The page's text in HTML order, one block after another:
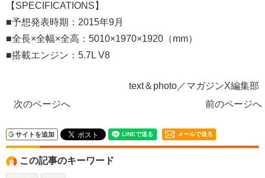
【SPECIFICATIONS】
■予想発表時期：2015年9月
■全長×全幅×全高：5010×1970×1920（mm）
■搭載エンジン：5.7L V8
text＆photo／マガジンX編集部
次のページへ
前のページへ
サイトを追加 メールで送る
この記事のキーワード